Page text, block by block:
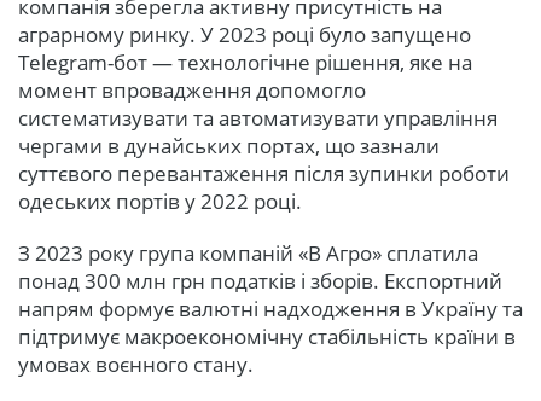
компанія зберегла активну присутність на
аграрному ринку. У 2023 році було запущено
Telegram-бот — технологічне рішення, яке на
момент впровадження допомогло
систематизувати та автоматизувати управління
чергами в дунайських портах, що зазнали
суттєвого перевантаження після зупинки роботи
одеських портів у 2022 році.
З 2023 року група компаній «В Агро» сплатила
понад 300 млн грн податків і зборів. Експортний
напрям формує валютні надходження в Україну та
підтримує макроекономічну стабільність країни в
умовах воєнного стану.